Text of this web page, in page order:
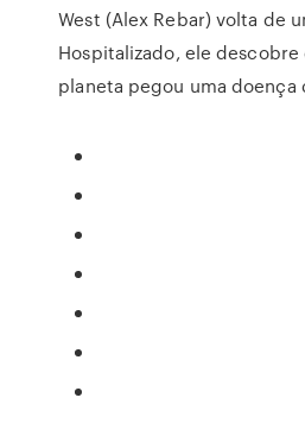
West (Alex Rebar) volta de
Hospitalizado, ele descobre
planeta pegou uma doença